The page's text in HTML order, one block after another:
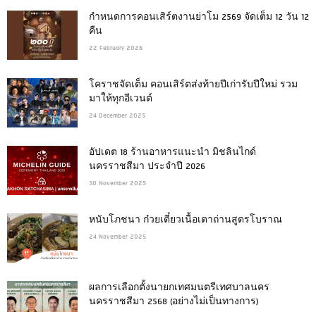
กำหนดการคอนเสิร์ตงานย่าโม 2569 จัดเต็ม 12 วัน 12
คืน
22 February 2026
โคราชจัดเต็ม คอนเสิร์ตส่งท้ายปีเก่ารับปีใหม่ รวม
มาให้ทุกอีเวนต์
24 December 2025
อัปเดต 18 ร้านอาหารแนะนำ มิชลินไกด์
นครราชสีมา ประจำปี 2026
30 November 2025
หนับโภชนา ก๋วยเตี๋ยวเนื้อเตาถ่านสูตรโบราณ
24 November 2025
ผลการเลือกตั้งนายกเทศมนตรีเทศบาลนคร
นครราชสีมา 2568 (อย่างไม่เป็นทางการ)